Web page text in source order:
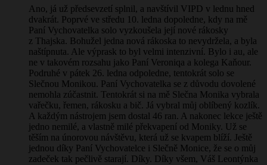
Ano, já už předsevzetí splnil, a navštívil VIPD v lednu hned
dvakrát. Poprvé ve středu 10. ledna dopoledne, kdy na mě
Paní Vychovatelka solo vyzkoušela její nové rákosky
z Thajska. Bohužel jedna nová rákoska to nevydržela, a byla
naštípnuta. Ale výprask to byl velmi intenzivní. Bylo i au, ale
ne v takovém rozsahu jako Paní Veroniqa a kolega Kaňour.
Podruhé v pátek 26. ledna odpoledne, tentokrát solo se
Slečnou Monikou. Paní Vychovatelka se z důvodu dovolené
nemohla zúčastnit. Tentokrát si na mě Slečna Monika vybrala
vařečku, řemen, rákosku a bič. Já vybral můj oblíbený kozlík.
A každým nástrojem jsem dostal 46 ran. A nakonec lekce ještě
jedno nemilé, a vlastně milé překvapení od Moniky. Už se
těším na únorovou návštěvu, která už se kvapem blíží. Ještě
jednou díky Paní Vychovatelce i Slečně Monice, že se o můj
zadeček tak pečlivě starají. Díky. Díky všem, Váš Leontýnka